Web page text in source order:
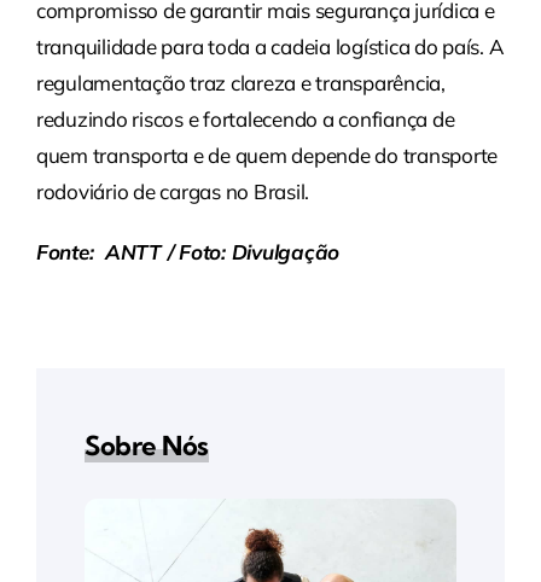
compromisso de garantir mais segurança jurídica e
tranquilidade para toda a cadeia logística do país. A
regulamentação traz clareza e transparência,
reduzindo riscos e fortalecendo a confiança de
quem transporta e de quem depende do transporte
rodoviário de cargas no Brasil.
Fonte: ANTT / Foto: Divulgação
Sobre Nós